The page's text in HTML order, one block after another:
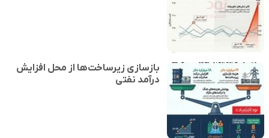
بازسازی زیرساخت‌ها از محل افزایش
درآمد نفتی